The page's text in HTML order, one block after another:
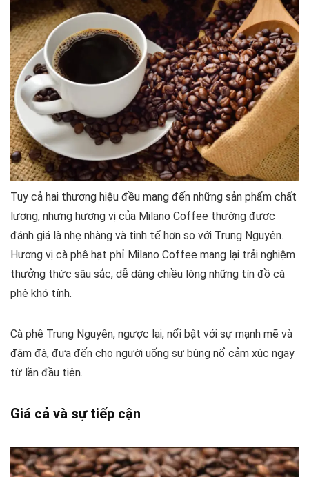
Tuy cả hai thương hiệu đều mang đến những sản phẩm chất
lượng, nhưng hương vị của Milano Coffee thường được
đánh giá là nhẹ nhàng và tinh tế hơn so với Trung Nguyên.
Hương vị cà phê hạt phỉ Milano Coffee mang lại trải nghiệm
thưởng thức sâu sắc, dễ dàng chiều lòng những tín đồ cà
phê khó tính.
Cà phê Trung Nguyên, ngược lại, nổi bật với sự mạnh mẽ và
đậm đà, đưa đến cho người uống sự bùng nổ cảm xúc ngay
từ lần đầu tiên.
Giá cả và sự tiếp cận